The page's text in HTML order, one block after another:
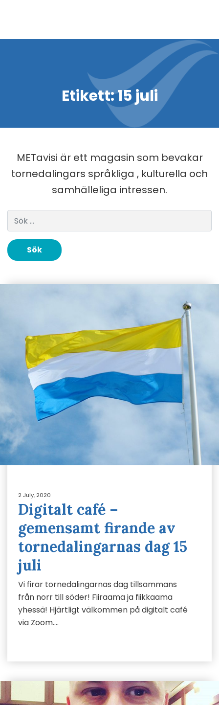
Etikett:15 juli
METavisi är ett magasin som bevakar
tornedalingars språkliga , kulturella och
samhälleliga intressen.
Sök efter:
2 July, 2020
Digitalt café –
gemensamt firande av
tornedalingarnas dag 15
juli
Vi firar tornedalingarnas dag tillsammans
från norr till söder! Fiiraama ja fiikkaama
yhessä! Hjärtligt välkommen på digitalt café
via Zoom….